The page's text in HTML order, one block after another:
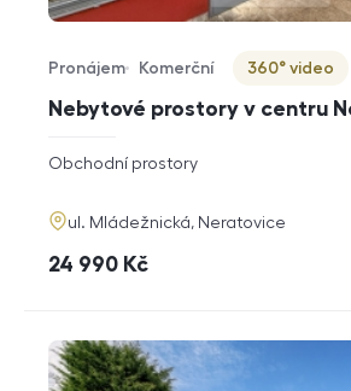
Nebytové prostory v centru
Typ nabídky
Pronájem
Typ nemovitosti
Komerční
Virtuální prohlídka
360° video
rozměry
dispozice
Obchodní prostory
adresa
ul. Mládežnická, Neratovice
cena
24 990 Kč